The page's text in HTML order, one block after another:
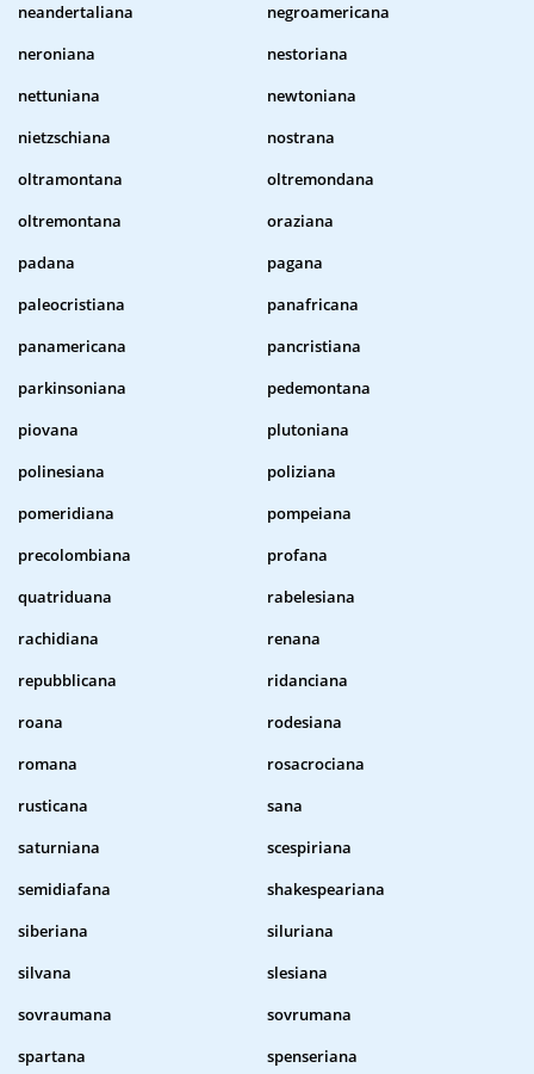
neandertaliana
negroamericana
neroniana
nestoriana
nettuniana
newtoniana
nietzschiana
nostrana
oltramontana
oltremondana
oltremontana
oraziana
padana
pagana
paleocristiana
panafricana
panamericana
pancristiana
parkinsoniana
pedemontana
piovana
plutoniana
polinesiana
poliziana
pomeridiana
pompeiana
precolombiana
profana
quatriduana
rabelesiana
rachidiana
renana
repubblicana
ridanciana
roana
rodesiana
romana
rosacrociana
rusticana
sana
saturniana
scespiriana
semidiafana
shakespeariana
siberiana
siluriana
silvana
slesiana
sovraumana
sovrumana
spartana
spenseriana